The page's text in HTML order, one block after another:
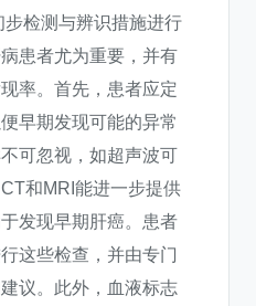
检测与辨识措施进行
患者尤为重要，并有
率。首先，患者应定
早期发现可能的异常
可忽视，如超声波可
和MRI能进一步提供
发现早期肝癌。患者
这些检查，并由专门
议。此外，血液标志